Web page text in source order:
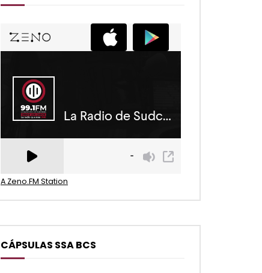
A Zeno.FM Station
CÁPSULAS SSA BCS